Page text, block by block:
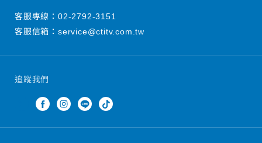
追蹤我們
客服專線： 02-2792-3151
客服信箱： service@ctitv.com.tw